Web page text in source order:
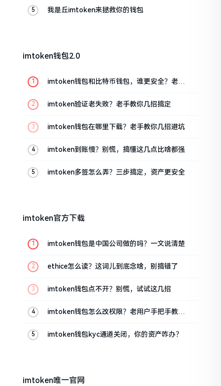
我是丘imtoken来拯救你的钱包
imtoken钱包2.0
imtoken钱包和比特币钱包，谁更安全？老玩
imtoken验证老失败？老手教你几招搞定
imtoken钱包在哪里下载？老手教你几招避坑
imtoken到账慢？别慌，搞懂这几点比啥都强
imtoken多签怎么弄？三步搞定，资产更安全
imtoken官方下载
imtoken钱包是中国公司做的吗？一文说清楚
ethice怎么读？这词儿到底念啥，别搞错了
imtoken钱包点不开？别慌，试试这几招
imtoken钱包怎么改权限？老用户手把手教你
imtoken钱包kyc通道关闭，你的资产咋办？
imtoken唯一官网